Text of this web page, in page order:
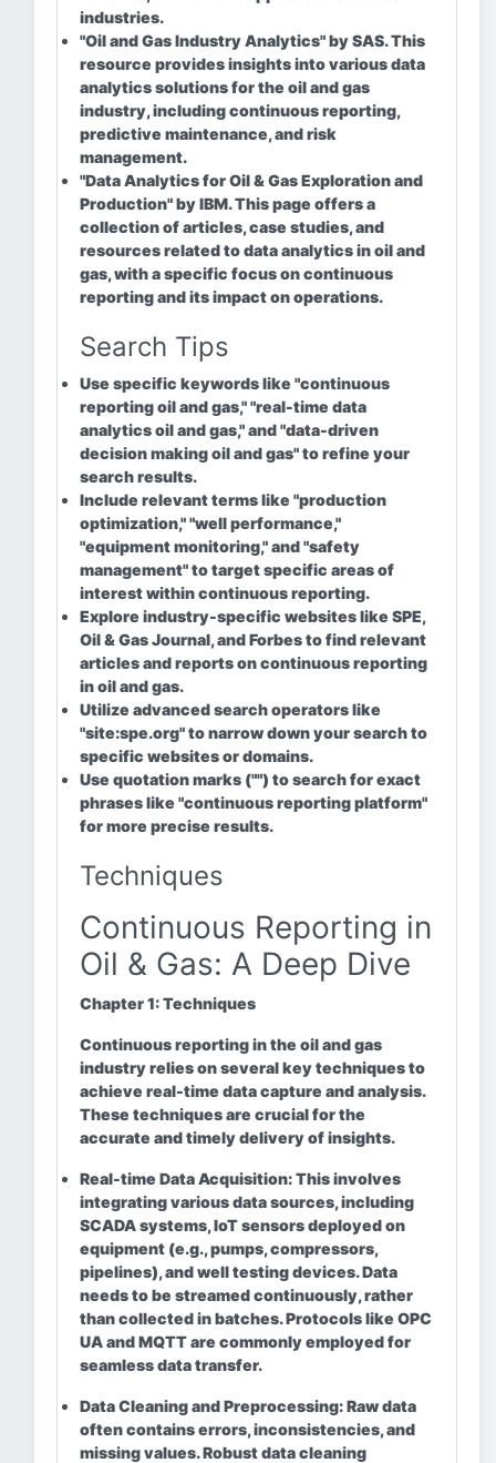
industries.
"Oil and Gas Industry Analytics" by SAS.This
resource provides insights into various data
analytics solutions for the oil and gas
industry, including continuous reporting,
predictive maintenance, and risk
management.
"Data Analytics for Oil & Gas Exploration and
Production" by IBM.This page offers a
collection of articles, case studies, and
resources related to data analytics in oil and
gas, with a specific focus on continuous
reporting and its impact on operations.
Search Tips
Use specific keywords like "continuous
reporting oil and gas," "real-time data
analytics oil and gas," and "data-driven
decision making oil and gas" to refine your
search results.
Include relevant terms like "production
optimization," "well performance,"
"equipment monitoring," and "safety
management" to target specific areas of
interest within continuous reporting.
Explore industry-specific websites like SPE,
Oil & Gas Journal, and Forbes to find relevant
articles and reports on continuous reporting
in oil and gas.
Utilize advanced search operators like
"site:spe.org" to narrow down your search to
specific websites or domains.
Use quotation marks ("") to search for exact
phrases like "continuous reporting platform"
for more precise results.
Techniques
Continuous Reporting in
Oil & Gas: A Deep Dive
Chapter 1: Techniques
Continuous reporting in the oil and gas
industry relies on several key techniques to
achieve real-time data capture and analysis.
These techniques are crucial for the
accurate and timely delivery of insights.
Real-time Data Acquisition:This involves
integrating various data sources, including
SCADA systems, IoT sensors deployed on
equipment (e.g., pumps, compressors,
pipelines), and well testing devices. Data
needs to be streamed continuously, rather
than collected in batches. Protocols like OPC
UA and MQTT are commonly employed for
seamless data transfer.
Data Cleaning and Preprocessing:Raw data
often contains errors, inconsistencies, and
missing values. Robust data cleaning